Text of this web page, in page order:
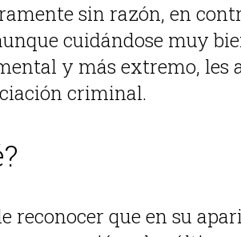
sin razón, en
cuidándose muy
y más extremo, les
criminal.
que en su